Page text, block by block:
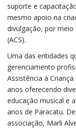
suporte e
mesmo apoio na
divulgação, por meio
(ACS).
Uma das entidades
gerenciamento
Assistência à
anos oferecendo
educação musical e
anos de Paracatu.
associação, Marli